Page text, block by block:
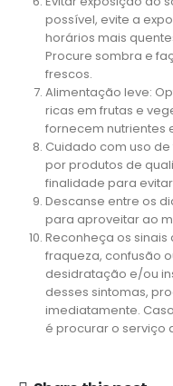
possível, evite a
horários mais
Procure sombra e
frescos.
Alimentação leve:
ricas em frutas e
fornecem nutrientes
Cuidado com uso
por produtos de
finalidade para
Descanse entre os
para aproveitar ao
Reconheça os sinais
fraqueza, confusão
desidratação e/ou
desses sintomas,
imediatamente.
é procurar o serviço